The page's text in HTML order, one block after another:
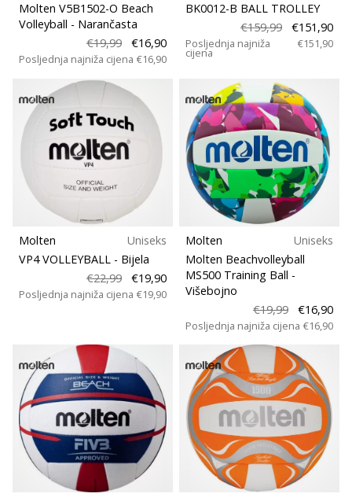
Molten V5B1502-O Beach
Volleyball - Narančasta
€19,99
€16,90
Posljednja najniža cijena €16,90
BK0012-B BALL TROLLEY
€159,99
€151,90
Posljednja najniža
cijena
€151,90
Molten
Uniseks
VP4 VOLLEYBALL - Bijela
€22,99
€19,90
Posljednja najniža cijena €19,90
Molten
Uniseks
Molten Beachvolleyball
MS500 Training Ball -
Višebojno
€19,99
€16,90
Posljednja najniža cijena €16,90